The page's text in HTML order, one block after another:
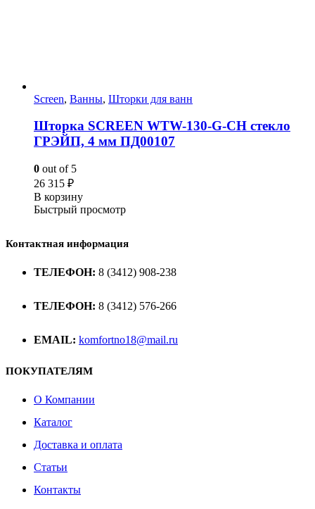
Screen, Ванны, Шторки для ванн
Шторка SCREEN WTW-130-G-CH стекло
ГРЭЙП, 4 мм ПД00107
0 out of 5
26 315 ₽
В корзину
Быстрый просмотр
Контактная информация
ТЕЛЕФОН: 8 (3412) 908-238
ТЕЛЕФОН: 8 (3412) 576-266
EMAIL: komfortno18@mail.ru
ПОКУПАТЕЛЯМ
О Компании
Каталог
Доставка и оплата
Статьи
Контакты